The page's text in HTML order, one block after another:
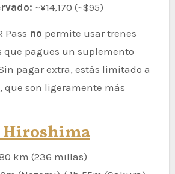
~¥14,170 (~$95)
Pass no permite usar trenes
que pagues un suplemento
pagar extra, estás limitado a
que son ligeramente más
Hiroshima
km (236 millas)